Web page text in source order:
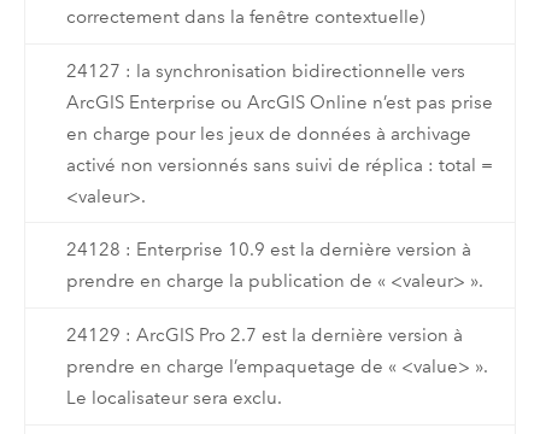
correctement dans la fenêtre contextuelle)
24127 : la synchronisation bidirectionnelle vers
ArcGIS Enterprise ou ArcGIS Online n’est pas prise
en charge pour les jeux de données à archivage
activé non versionnés sans suivi de réplica : total =
<valeur>.
24128 : Enterprise 10.9 est la dernière version à
prendre en charge la publication de « <valeur> ».
24129 : ArcGIS Pro 2.7 est la dernière version à
prendre en charge l’empaquetage de « <value> ».
Le localisateur sera exclu.